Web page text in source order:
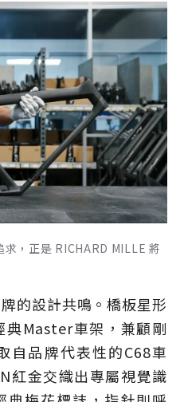
，正是 RICHARD MILLE 將
的設計共鳴。橋板星形
Master車架，兼顧剛
自品牌代表性的C68車
紅金交織出專屬視覺識